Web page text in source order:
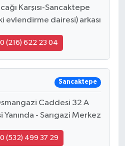
Karşısı-Sancaktepe
evlendirme dairesi) arkası
0 (216) 622 23 04
Sancaktepe
Caddesi 32 A
- Sarıgazi Merkez
0 (532) 499 37 29